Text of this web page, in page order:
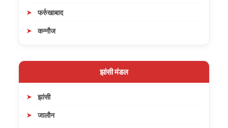
फर्रुखाबाद
कन्नौज
झांसी मंडल
झांसी
जालौन